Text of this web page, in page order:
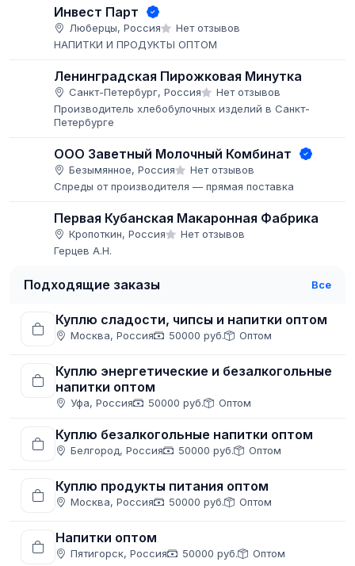
Инвест Парт
Люберцы, Россия
Нет отзывов
НАПИТКИ И ПРОДУКТЫ ОПТОМ
Ленинградская Пирожковая Минутка
Санкт-Петербург, Россия
Нет отзывов
Производитель хлебобулочных изделий в Санкт-
Петербурге
ООО Заветный Молочный Комбинат
Безымянное, Россия
Нет отзывов
Спреды от производителя — прямая поставка
Первая Кубанская Макаронная Фабрика
Кропоткин, Россия
Нет отзывов
Герцев А.Н.
Подходящие заказы Все
Куплю сладости, чипсы и напитки оптом
Москва, Россия 50000 руб. Оптом
Куплю энергетические и безалкогольные
напитки оптом
Уфа, Россия 50000 руб. Оптом
Куплю безалкогольные напитки оптом
Белгород, Россия 50000 руб. Оптом
Куплю продукты питания оптом
Москва, Россия 50000 руб. Оптом
Напитки оптом
Пятигорск, Россия 50000 руб. Оптом